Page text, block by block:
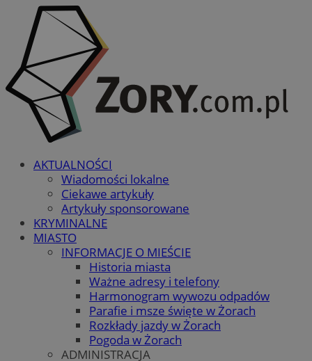
AKTUALNOŚCI
Wiadomości lokalne
Ciekawe artykuły
Artykuły sponsorowane
KRYMINALNE
MIASTO
INFORMACJE O MIEŚCIE
Historia miasta
Ważne adresy i telefony
Harmonogram wywozu odpadów
Parafie i msze święte w Żorach
Rozkłady jazdy w Żorach
Pogoda w Żorach
ADMINISTRACJA